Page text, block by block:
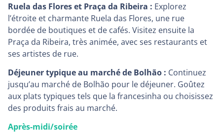
Ruela das Flores et Praça da Ribeira : Explorez
l’étroite et charmante Ruela das Flores, une rue
bordée de boutiques et de cafés. Visitez ensuite la
Praça da Ribeira, très animée, avec ses restaurants et
ses artistes de rue.
Déjeuner typique au marché de Bolhão : Continuez
jusqu’au marché de Bolhão pour le déjeuner. Goûtez
aux plats typiques tels que la francesinha ou choisissez
des produits frais au marché.
Après-midi/soirée